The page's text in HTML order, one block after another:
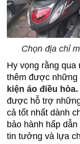
Chọn địa chỉ
Hy vọng rằng
thêm được những
kiện áo điều hòa.
được hỗ trợ
cả tốt nhất dành
bảo hành hấp
tin tưởng và lựa